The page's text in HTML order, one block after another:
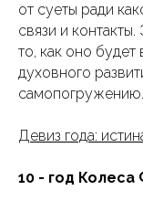
от суеты ради
связи и
то, как оно будет
духовного
самопогружению.
Девиз года:
10 - год Колеса